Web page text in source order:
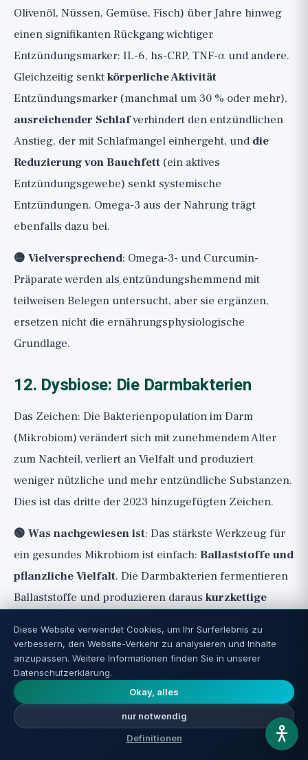
Olivenöl, Nüssen, Gemüse, Fisch) über Jahre hinweg
einen signifikanten Rückgang wichtiger
Entzündungsmarker: IL-6, hs-CRP, TNF-α und andere.
Gleichzeitig senktkörperliche Aktivität
Entzündungsmarker (manchmal um 30 % oder mehr),
ausreichender Schlafverhindert den entzündlichen
Anstieg, der mit Schlafmangel einhergeht, und die
Reduzierung von Bauchfett (ein aktives
Entzündungsgewebe) senkt systemische
Entzündungen. Omega-3 aus der Nahrung trägt
ebenfalls dazu bei.
🟡 Vielversprechend: Omega-3- und Curcumin-
Präparate werden als entzündungshemmend mit
teilweisen Belegen untersucht, aber sie ergänzen,
ersetzen nicht die ernährungsphysiologische
Grundlage.
12. Dysbiose: Die Darmbakterien
Das Zeichen: Die Bakterienpopulation im Darm
(Mikrobiom) verändert sich mit zunehmendem Alter
zum Nachteil, verliert an Vielfalt und produziert
weniger nützliche und mehr entzündliche Substanzen.
Dies ist das dritte der 2023 hinzugefügten Zeichen.
🟢 Was nachgewiesen ist: Das stärkste Werkzeug für
ein gesundes Mikrobiom ist einfach: Ballaststoffe und
pflanzliche Vielfalt. Die Darmbakterien fermentieren
Ballaststoffe und produzieren daraus kurzkettige
Darmzellen nähren, die Darmbarriere stärken und
Entzündungen reduzieren. Eine große Meta-Analyse
(Reynolds, Lancet 2019) brachte eine hohe
Ballaststoffaufnahme mit einer geringeren
Sterblichkeit und weniger chronischen Krankheiten in
Fermentierte Lebensmittel (Joghurt,
Diese Website verwendet Cookies, um Ihr Surferlebnis zu
verbessern, den Website-Verkehr zu analysieren und Inhalte
anzupassen. Weitere Informationen finden Sie in unserer
Datenschutzerklärung.
Okay, alles
nur notwendig
Definitionen